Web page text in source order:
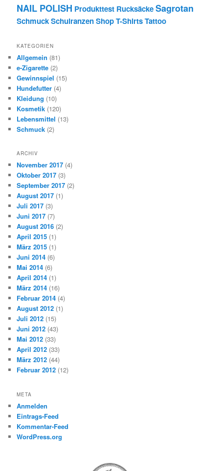
NAIL POLISH Produkttest RucksäckeSagrotan
SchmuckSchulranzenShopT-ShirtsTattoo
KATEGORIEN
Allgemein (81)
e-Zigarette (2)
Gewinnspiel (15)
Hundefutter (4)
Kleidung (10)
Kosmetik (120)
Lebensmittel (13)
Schmuck (2)
ARCHIV
November 2017 (4)
Oktober 2017 (3)
September 2017 (2)
August 2017 (1)
Juli 2017 (3)
Juni 2017 (7)
August 2016 (2)
April 2015 (1)
März 2015 (1)
Juni 2014 (6)
Mai 2014 (6)
April 2014 (1)
März 2014 (16)
Februar 2014 (4)
August 2012 (1)
Juli 2012 (15)
Juni 2012 (43)
Mai 2012 (33)
April 2012 (33)
März 2012 (44)
Februar 2012 (12)
META
Anmelden
Eintrags-Feed
Kommentar-Feed
WordPress.org